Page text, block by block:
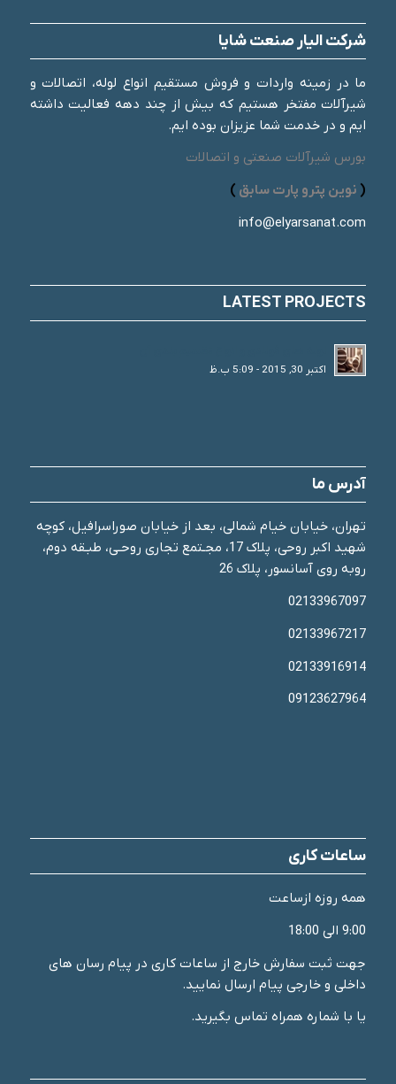
شرکت الیار صنعت شایا
ما در زمینه واردات و فروش مستقیم انواع لوله، اتصالات و
شیرآلات مفتخر هستیم که بیش از چند دهه فعالیت داشته
ایم و در خدمت شما عزیزان بوده ایم.
بورس شیرآلات صنعتی و اتصالات
( نوین پترو پارت سابق )
info@elyarsanat.com
LATEST PROJECTS
اکتبر 30, 2015 - 5:09 ب.ظ
آدرس ما
تهران، خیابان خیام شمالی، بعد از خیابان صوراسرافیل، کوچه
شهید اکبر روحی، پلاک 17، مجـتمع تجاری روحـی، طبـقه دوم،
روبه روی آسانسور، پلاک 26
02133967097
02133967217
02133916914
09123627964
ساعات کاری
همه روزه ازساعت
9:00 الی 18:00
جهت ثبت سفارش خارج از ساعات کاری در پیام رسان های
داخلی و خارجی پیام ارسال نمایید.
یا با شماره همراه تماس بگیرید.